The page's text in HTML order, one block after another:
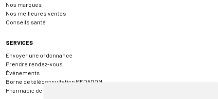
Nos marques
Nos meilleures ventes
Conseils santé
SERVICES
Envoyer une ordonnance
Prendre rendez-vous
Événements
Borne de téléconsultation MEDADOM
Pharmacie de garde